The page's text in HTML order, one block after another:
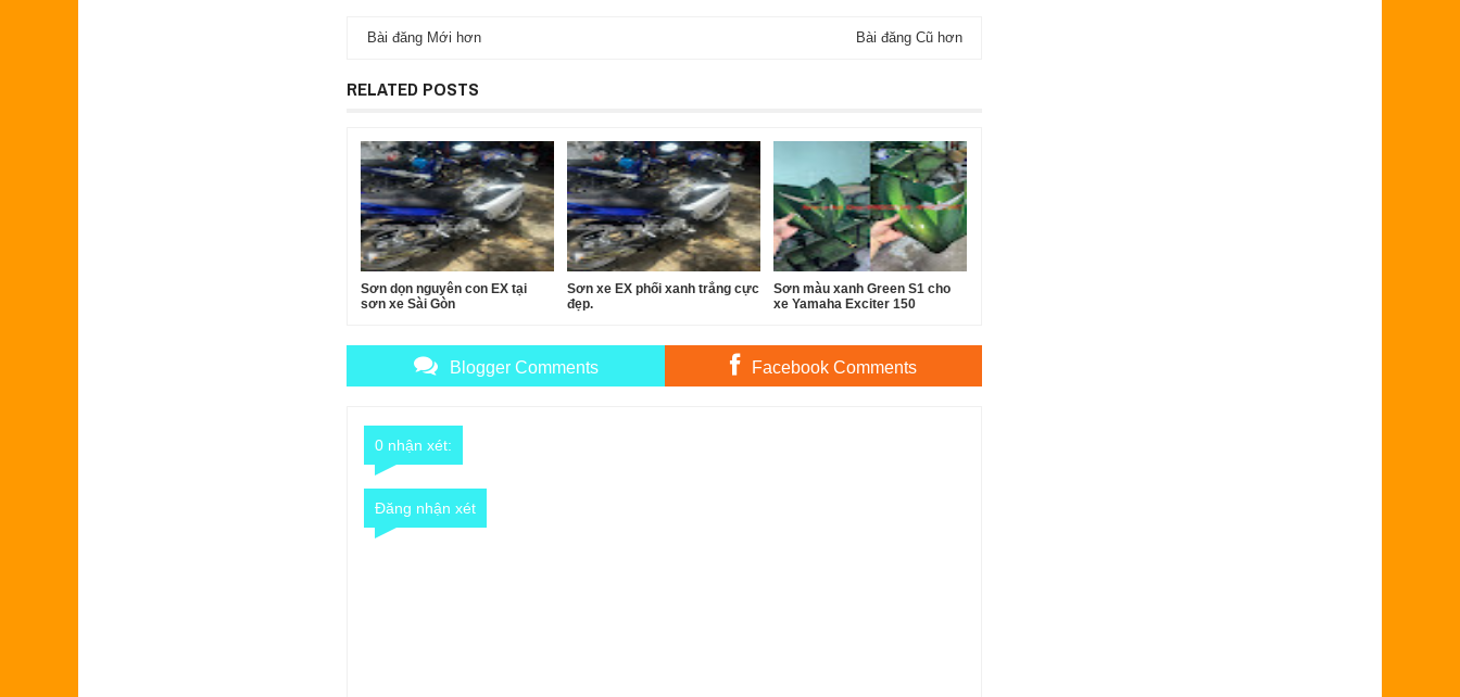
Bài đăng Mới hơn Bài đăng Cũ hơn
RELATED POSTS
Sơn dọn nguyên con EX tại
sơn xe Sài Gòn
Sơn xe EX phối xanh trắng cực
đẹp.
Sơn màu xanh Green S1 cho
xe Yamaha Exciter 150
Blogger Comments Facebook Comments
0 nhận xét:
Đăng nhận xét